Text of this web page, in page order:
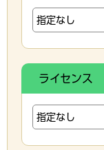
ライセンス